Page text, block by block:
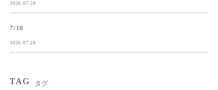
2026.07.28
7/19
2026.07.28
TAG タグ